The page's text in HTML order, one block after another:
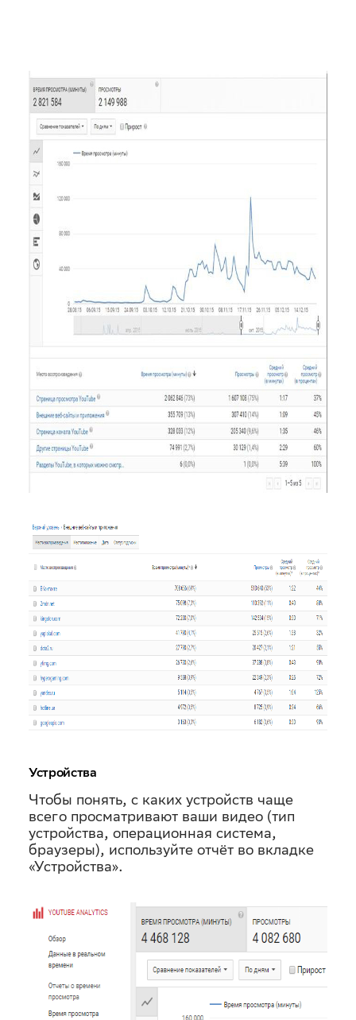
Устройства
Чтобы понять, с каких устройств чаще
всего просматривают ваши видео (тип
устройства, операционная система,
браузеры), используйте отчёт во вкладке
«Устройства».